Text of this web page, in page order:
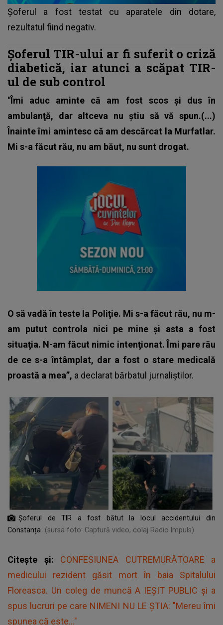
Şoferul a fost testat cu aparatele din dotare,
rezultatul fiind negativ.
Șoferul TIR-ului ar fi suferit o criză
diabetică, iar atunci a scăpat TIR-
ul de sub control
"Îmi aduc aminte că am fost scos şi dus în
ambulanţă, dar altceva nu ştiu să vă spun.(...)
Înainte îmi amintesc că am descărcat la Murfatlar.
Mi s-a făcut rău, nu am băut, nu sunt drogat.
O să vadă în teste la Poliţie. Mi s-a făcut rău, nu m-
am putut controla nici pe mine şi asta a fost
situaţia. N-am făcut nimic intenţionat. Îmi pare rău
de ce s-a întâmplat, dar a fost o stare medicală
proastă a mea”, a declarat bărbatul jurnaliştilor.
Șoferul de TIR a fost bătut la locul accidentului din
Constanța
(sursa foto: Captură video, colaj Radio Impuls)
Citește și: CONFESIUNEA CUTREMURĂTOARE a
medicului rezident găsit mort în baia Spitalului
Floreasca. Un coleg de muncă A IEȘIT PUBLIC și a
spus lucruri pe care NIMENI NU LE ȘTIA: "Mereu îmi
spunea că este..."